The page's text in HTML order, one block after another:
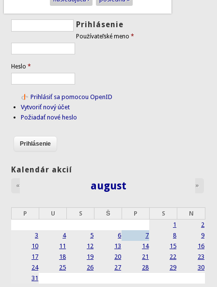
Prihlásenie
Používateľské meno*
Heslo*
Prihlásiť sa pomocou OpenID
Vytvoriť nový účet
Požiadať nové heslo
Kalendár akcií
august
« »
P U S Š P S
N
1
2
3
4 5 6 7 8
9
10
11 12 13 14 15
16
17
18 19 20 21 22
23
24
25 26 27 28 29
30
31